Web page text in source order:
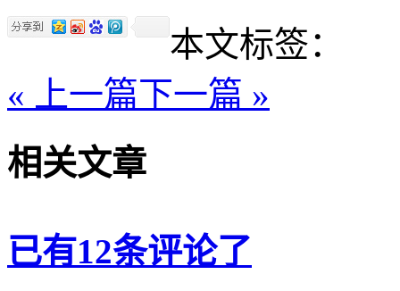
本文标签：
« 上一篇下一篇 »
相关文章
已有12条评论了